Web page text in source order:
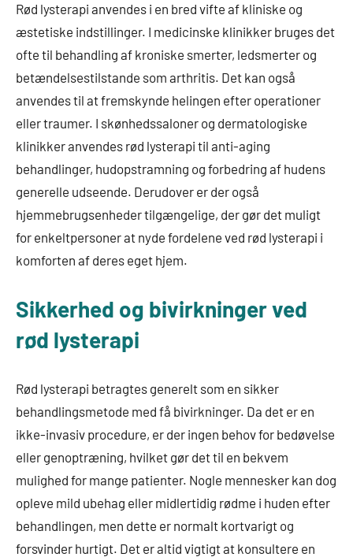
Rød lysterapi anvendes i en bred vifte af kliniske og
æstetiske indstillinger. I medicinske klinikker bruges det
ofte til behandling af kroniske smerter, ledsmerter og
betændelsestilstande som arthritis. Det kan også
anvendes til at fremskynde helingen efter operationer
eller traumer. I skønhedssaloner og dermatologiske
klinikker anvendes rød lysterapi til anti-aging
behandlinger, hudopstramning og forbedring af hudens
generelle udseende. Derudover er der også
hjemmebrugsenheder tilgængelige, der gør det muligt
for enkeltpersoner at nyde fordelene ved rød lysterapi i
komforten af deres eget hjem.
Sikkerhed og bivirkninger ved
rød lysterapi
Rød lysterapi betragtes generelt som en sikker
behandlingsmetode med få bivirkninger. Da det er en
ikke-invasiv procedure, er der ingen behov for bedøvelse
eller genoptræning, hvilket gør det til en bekvem
mulighed for mange patienter. Nogle mennesker kan dog
opleve mild ubehag eller midlertidig rødme i huden efter
behandlingen, men dette er normalt kortvarigt og
forsvinder hurtigt. Det er altid vigtigt at konsultere en